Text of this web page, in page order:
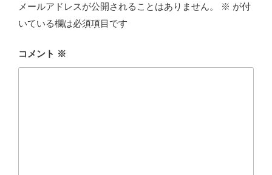
メールアドレスが公開されることはありません。 ※ が付
いている欄は必須項目です
コメント ※